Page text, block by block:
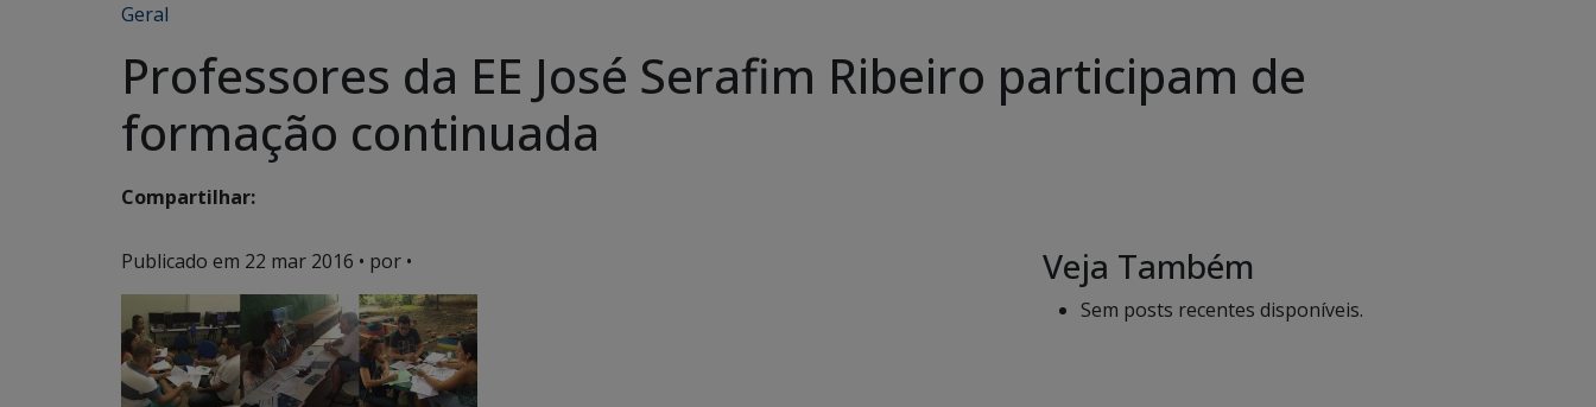
Geral
Professores da EE José Serafim Ribeiro participam de
formação continuada
Compartilhar:
Publicado em 22 mar 2016 • por • Veja Também
Sem posts recentes disponíveis.